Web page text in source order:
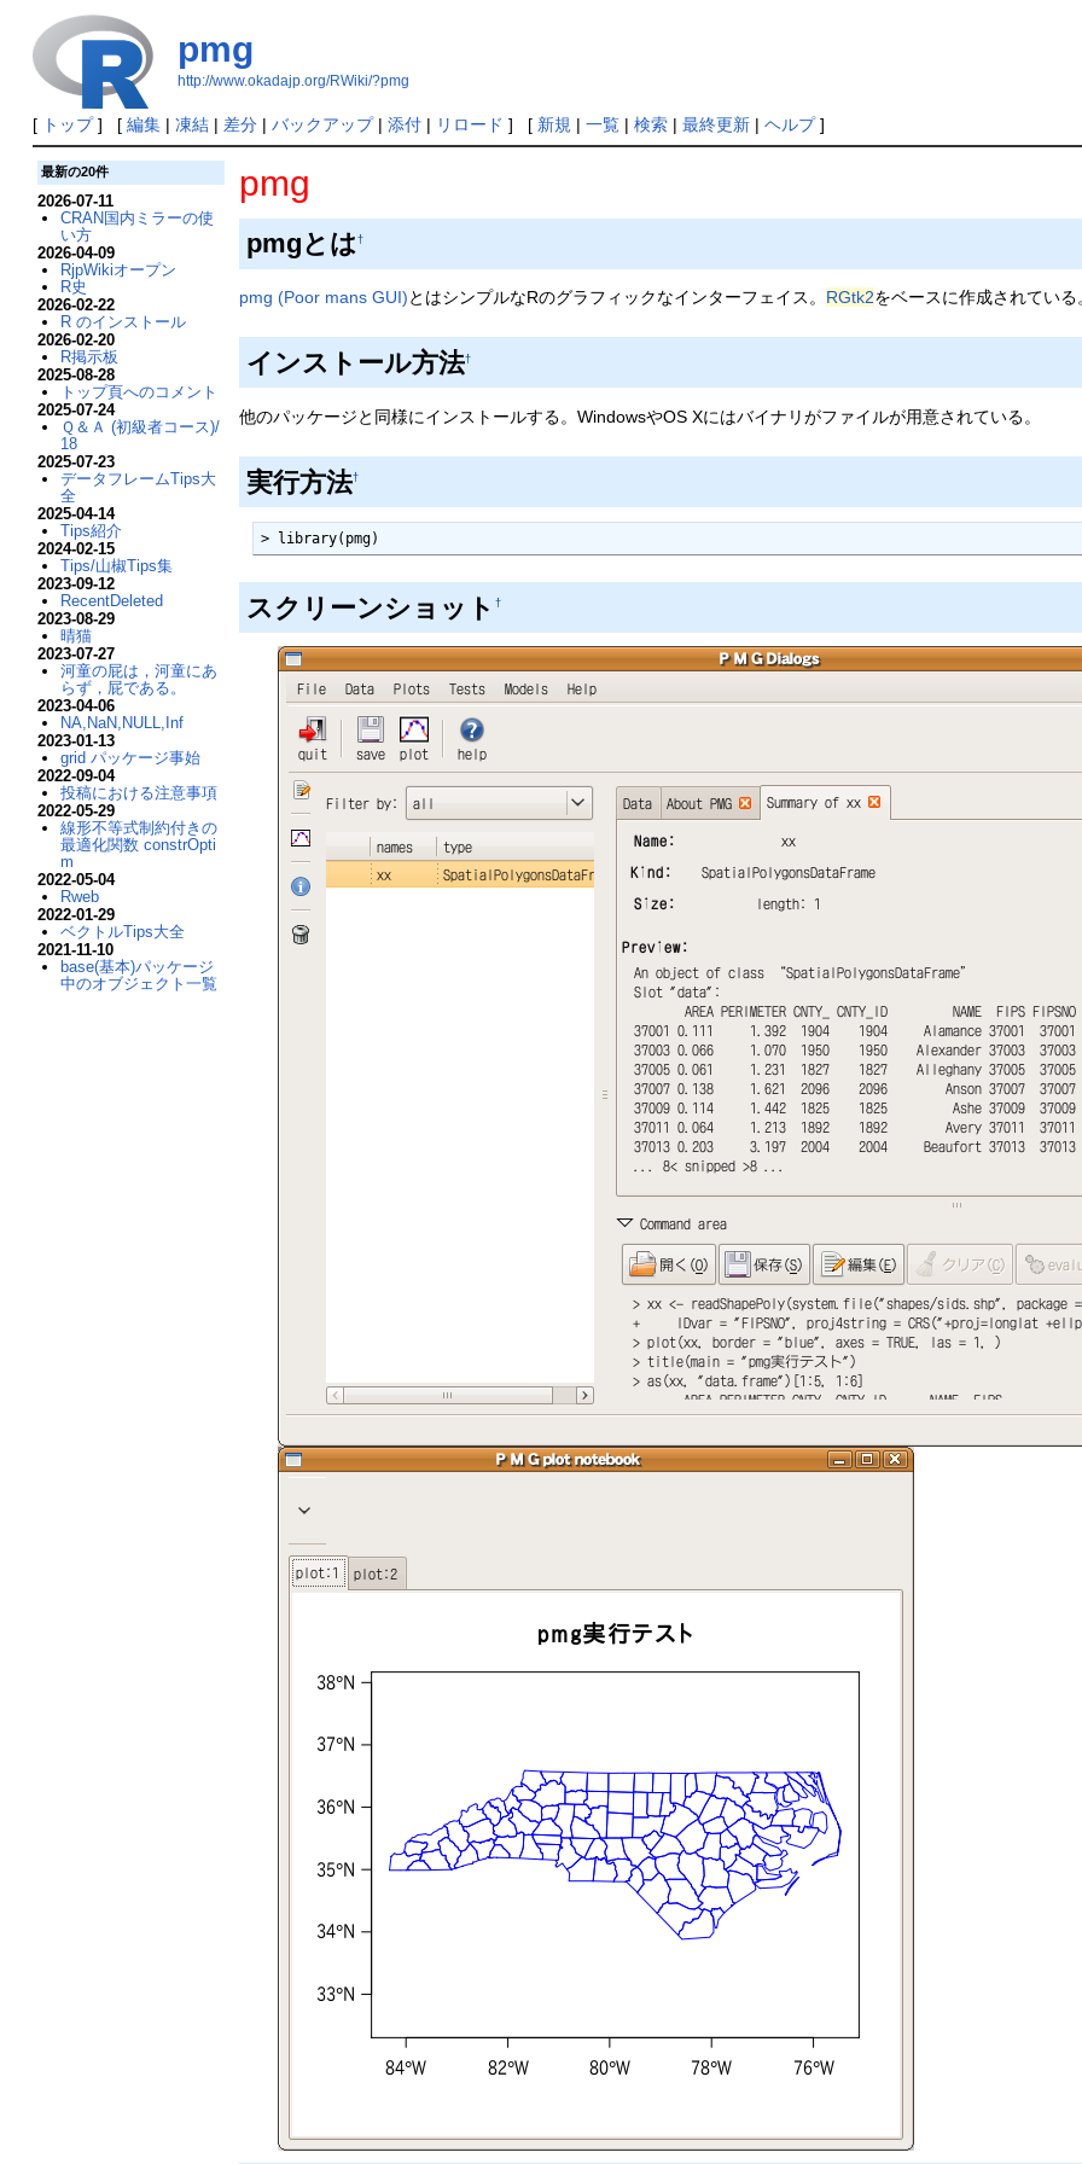
pmg
http://www.okadajp.org/RWiki/?pmg
[ トップ] [ 編集| 凍結| 差分| バックアップ| 添付| リロード ] [ 新規 | 一覧| 検索| 最終更新| ヘルプ]
pmg
pmgとは†
pmg (Poor mans GUI)とはシンプルなRのグラフィックなインターフェイス。 RGtk2をベースに作成されている
インストール方法†
他のパッケージと同様にインストールする。WindowsやOS Xにはバイナリがファイルが用意されている。
実行方法†
> library(pmg)
スクリーンショット†
最新の20件
2026-07-11
CRAN国内ミラーの使
い方
2026-04-09
RjpWikiオープン
R史
2026-02-22
R のインストール
2026-02-20
R掲示板
2025-08-28
トップ頁へのコメント
2025-07-24
Ｑ＆Ａ (初級者コース)/
18
2025-07-23
データフレームTips大
全
2025-04-14
Tips紹介
2024-02-15
Tips/山椒Tips集
2023-09-12
RecentDeleted
2023-08-29
晴猫
2023-07-27
河童の屁は，河童にあ
らず，屁である。
2023-04-06
NA,NaN,NULL,Inf
2023-01-13
grid パッケージ事始
2022-09-04
投稿における注意事項
2022-05-29
線形不等式制約付きの
最適化関数 constrOpti
m
2022-05-04
Rweb
2022-01-29
ベクトルTips大全
2021-11-10
base(基本)パッケージ
中のオブジェクト一覧